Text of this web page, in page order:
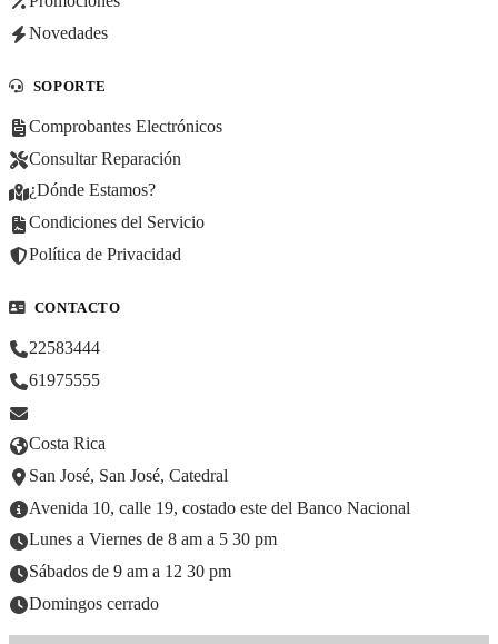
Novedades
SOPORTE
Comprobantes Electrónicos
Consultar Reparación
¿Dónde Estamos?
Condiciones del Servicio
Política de Privacidad
CONTACTO
22583444
61975555
Costa Rica
San José, San José, Catedral
Avenida 10, calle 19, costado este del Banco Nacional
Lunes a Viernes de 8 am a 5 30 pm
Sábados de 9 am a 12 30 pm
Domingos cerrado